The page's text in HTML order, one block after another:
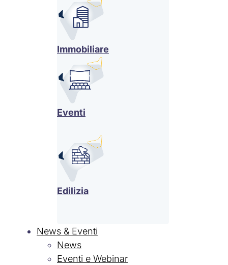
Immobiliare
Eventi
Edilizia
News & Eventi
News
Eventi e Webinar